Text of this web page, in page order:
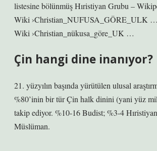
listesine bölünmüş Hıristiyan Grubu –
Wiki ›Christian_NUFUSA_GÖRE_ULK
Wiki ›Christian_nükusa_göre_UK …
Çin hangi dine inanıyor?
21. yüzyılın başında yürütülen ulusal
%80’inin bir tür Çin halk dinini (yani yüz
takip ediyor. %10-16 Budist; %3-4
Müslüman.